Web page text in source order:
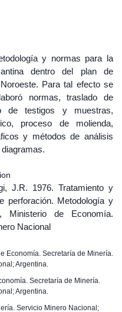
y normas para la
dentro del plan de
Para tal efecto se
normas, traslado de
de testigos y muestras,
proceso de molienda,
y métodos de análisis
J.R. 1976. Tratamiento y
perforación. Metodología y
de Economía.
Nacional
Economía. Secretaría de Minería.
Argentina.
Secretaría de Minería.
Argentina.
Servicio Minero Nacional;